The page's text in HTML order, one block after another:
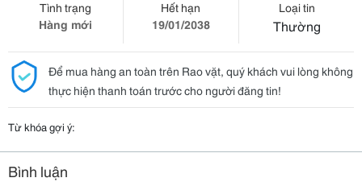
Tình trạng
Hàng mới
Hết hạn
19/01/2038
Loại tin
Thường
Để mua hàng an toàn trên Rao vặt, quý khách vui lòng không
thực hiện thanh toán trước cho người đăng tin!
Từ khóa gợi ý:
Bình luận